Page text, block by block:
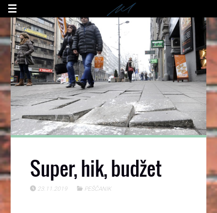
Super, hik, budžet
23.11.2019 PEŠČANIK